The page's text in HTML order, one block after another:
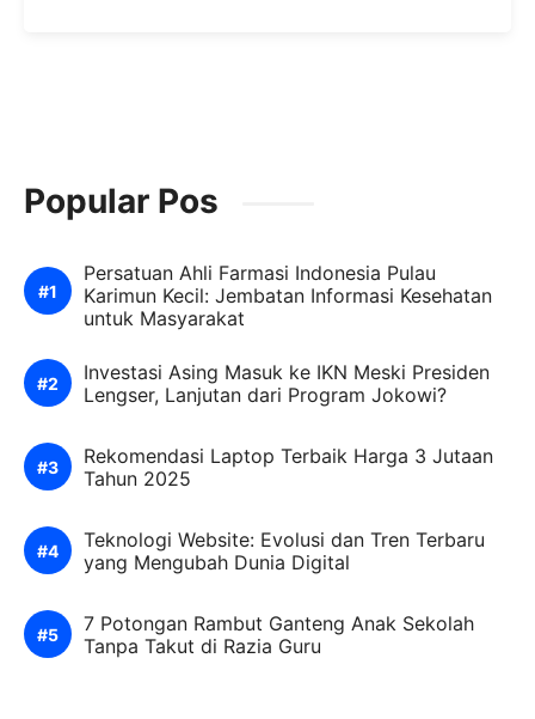
Popular Pos
Persatuan Ahli Farmasi Indonesia Pulau
Karimun Kecil: Jembatan Informasi Kesehatan
untuk Masyarakat
Investasi Asing Masuk ke IKN Meski Presiden
Lengser, Lanjutan dari Program Jokowi?
Rekomendasi Laptop Terbaik Harga 3 Jutaan
Tahun 2025
Teknologi Website: Evolusi dan Tren Terbaru
yang Mengubah Dunia Digital
7 Potongan Rambut Ganteng Anak Sekolah
Tanpa Takut di Razia Guru